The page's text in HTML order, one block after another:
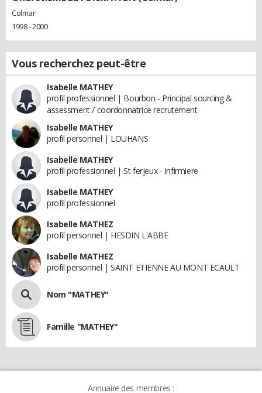
Colmar
1998 - 2000
Vous recherchez peut-être
Isabelle MATHEY
profil professionnel | Bourbon - Principal sourcing &
assessment / coordonnatrice recrutement
Isabelle MATHEY
profil personnel | LOUHANS
Isabelle MATHEY
profil professionnel | St ferjeux - Infirmiere
Isabelle MATHEY
profil professionnel
Isabelle MATHEZ
profil personnel | HESDIN L'ABBE
Isabelle MATHEZ
profil personnel | SAINT ETIENNE AU MONT ECAULT
Nom "MATHEY"
Famille "MATHEY"
Annuaire des membres :